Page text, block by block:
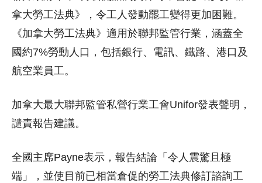
拿大勞工法典》，令工人發動罷工變得更加困難。
《加拿大勞工法典》適用於聯邦監管行業，涵蓋全
國約7%勞動人口，包括銀行、電訊、鐵路、港口及
航空業員工。
加拿大最大聯邦監管私營行業工會Unifor發表聲明，
譴責報告建議。
全國主席Payne表示，報告結論「令人震驚且極
端」，並使目前已相當倉促的勞工法典修訂諮詢工